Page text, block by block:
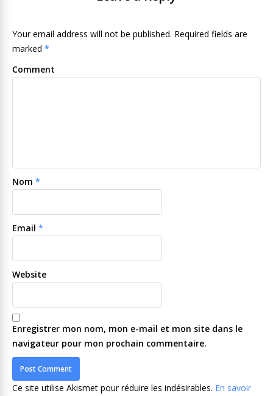
Your email address will not be published. Required fields are
marked *
Comment
Nom *
Email *
Website
Enregistrer mon nom, mon e-mail et mon site dans le
navigateur pour mon prochain commentaire.
Ce site utilise Akismet pour réduire les indésirables. En savoir